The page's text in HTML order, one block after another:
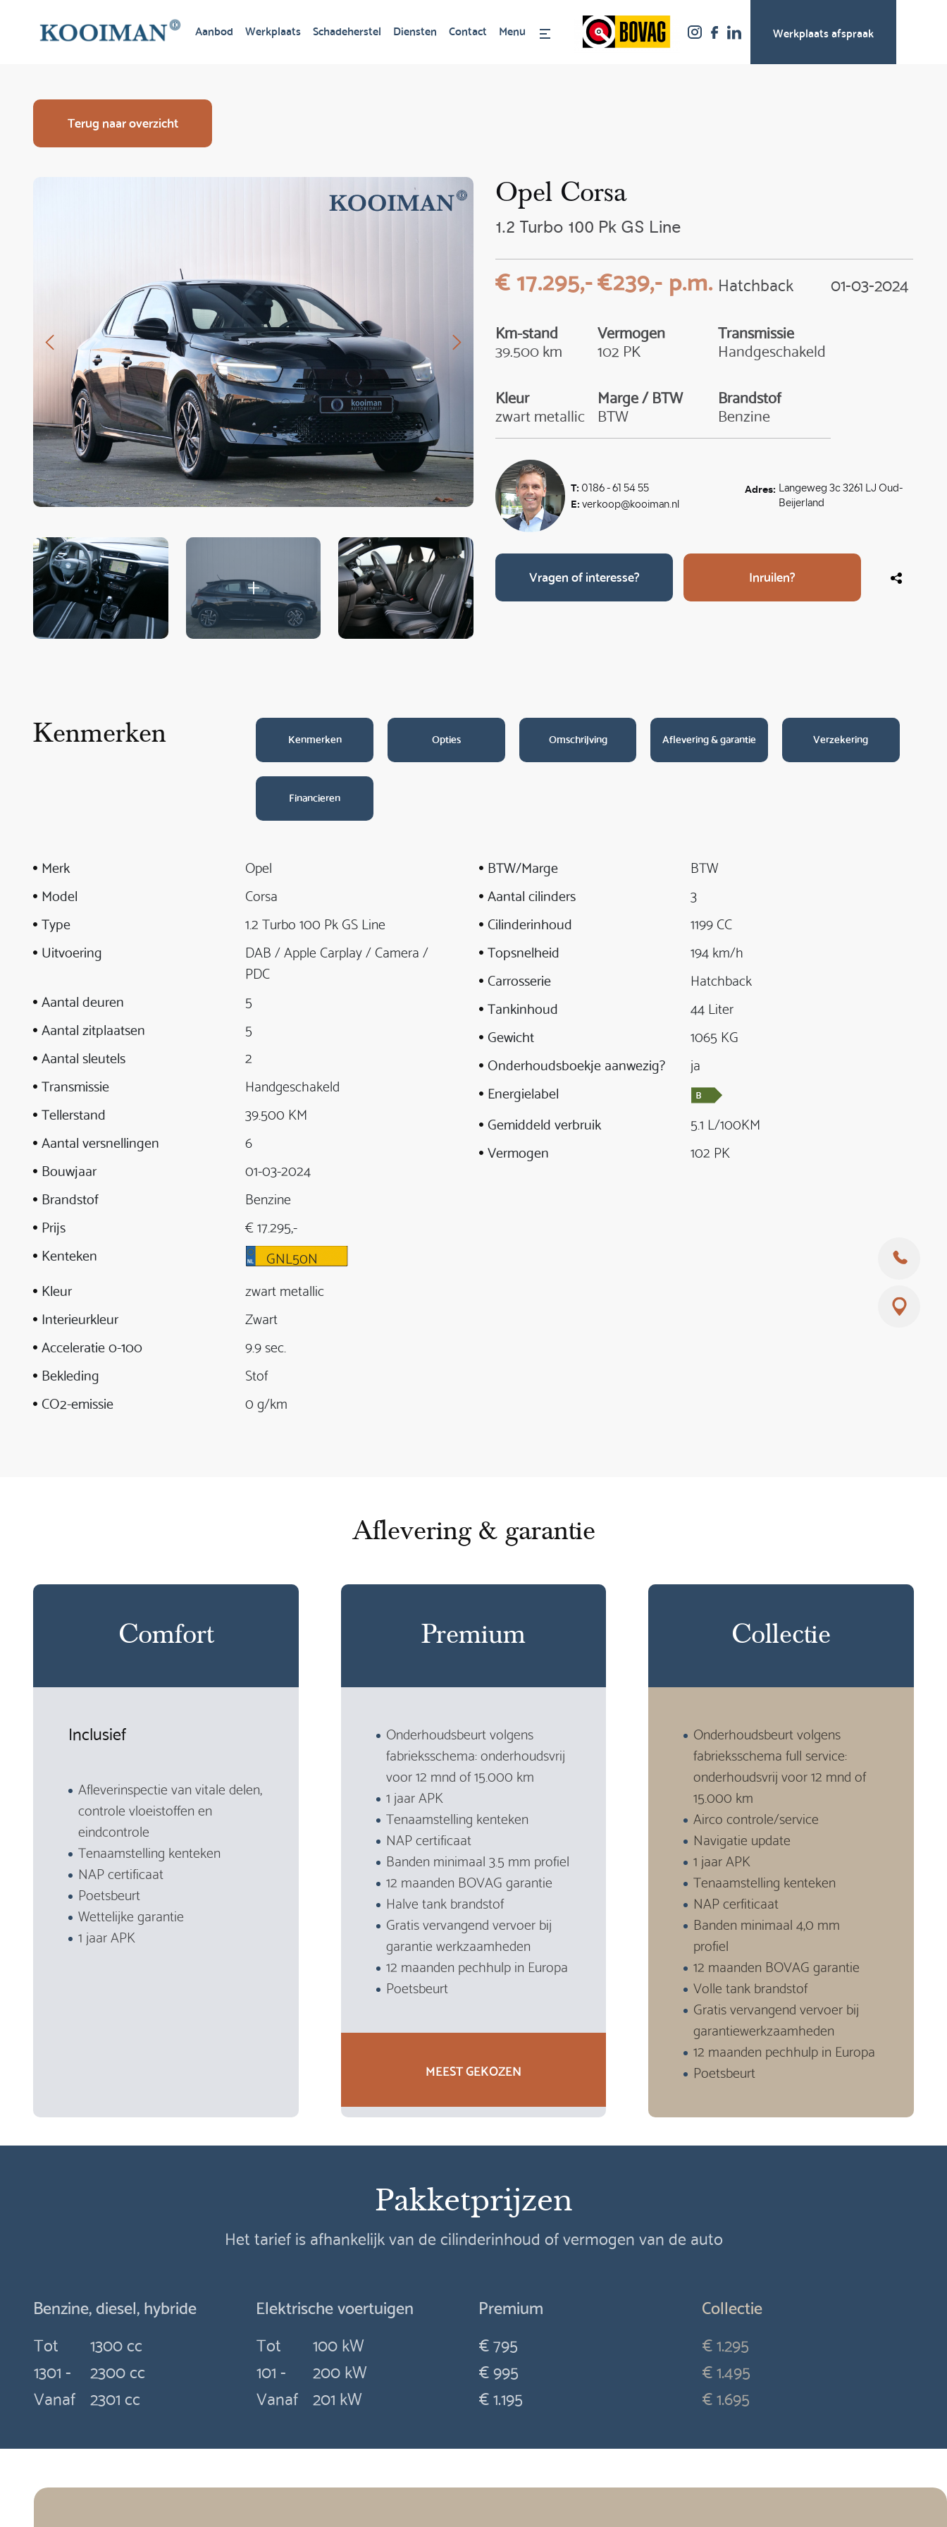
Aanbod Werkplaats Schadeherstel Diensten Contact Menu Werkplaats afspraak
Terug naar overzicht
Opel Corsa
1.2 Turbo 100 Pk GS Line
€ 17.295,-€239,- p.m. Hatchback 01-03-2024
Km-stand
39.500 km
Vermogen
102 PK
Transmissie
Handgeschakeld
Kleur
zwart metallic
Marge / BTW
BTW
Brandstof
Benzine
T: 0186 - 61 54 55
E: verkoop@kooiman.nl
Adres: Langeweg 3c 3261 LJ Oud-
Beijerland
Vragen of interesse? Inruilen?
Kenmerken Opties Omschrijving Aflevering & garantie Verzekering
Financieren
Kenmerken
Merk
Opel
Model
Corsa
Type
1.2 Turbo 100 Pk GS Line
Uitvoering
DAB / Apple Carplay / Camera /
PDC
Aantal deuren
5
Aantal zitplaatsen
5
Aantal sleutels
2
Transmissie
Handgeschakeld
Tellerstand
39.500 KM
Aantal versnellingen
6
Bouwjaar
01-03-2024
Brandstof
Benzine
Prijs
€ 17.295,-
Kenteken
GNL50N
Kleur
zwart metallic
Interieurkleur
Zwart
Acceleratie 0-100
9.9 sec.
Bekleding
Stof
CO2-emissie
0 g/km
BTW/Marge
BTW
Aantal cilinders
3
Cilinderinhoud
1199 CC
Topsnelheid
194 km/h
Carrosserie
Hatchback
Tankinhoud
44 Liter
Gewicht
1065 KG
Onderhoudsboekje aanwezig?
ja
Energielabel
Gemiddeld verbruik
5.1 L/100KM
Vermogen
102 PK
Aflevering & garantie
Comfort
Inclusief
Afleverinspectie van vitale delen,
controle vloeistoffen en
eindcontrole
Tenaamstelling kenteken
NAP certificaat
Poetsbeurt
Wettelijke garantie
1 jaar APK
Premium
Onderhoudsbeurt volgens
fabrieksschema: onderhoudsvrij
voor 12 mnd of 15.000 km
1 jaar APK
Tenaamstelling kenteken
NAP certificaat
Banden minimaal 3.5 mm profiel
12 maanden BOVAG garantie
Halve tank brandstof
Gratis vervangend vervoer bij
garantie werkzaamheden
12 maanden pechhulp in Europa
Poetsbeurt
MEEST GEKOZEN
Collectie
Onderhoudsbeurt volgens
fabrieksschema full service:
onderhoudsvrij voor 12 mnd of
15.000 km
Airco controle/service
Navigatie update
1 jaar APK
Tenaamstelling kenteken
NAP cerfiticaat
Banden minimaal 4,0 mm
profiel
12 maanden BOVAG garantie
Volle tank brandstof
Gratis vervangend vervoer bij
garantiewerkzaamheden
12 maanden pechhulp in Europa
Poetsbeurt
Pakketprijzen
Het tarief is afhankelijk van de cilinderinhoud of vermogen van de auto
Benzine, diesel, hybride
Tot
1300 cc
1301 -
2300 cc
Vanaf 2301 cc
Elektrische voertuigen
Tot
100 kW
101 -
200 kW
Vanaf 201 kW
Premium
€ 795
€ 995
€ 1.195
Collectie
€ 1.295
€ 1.495
€ 1.695